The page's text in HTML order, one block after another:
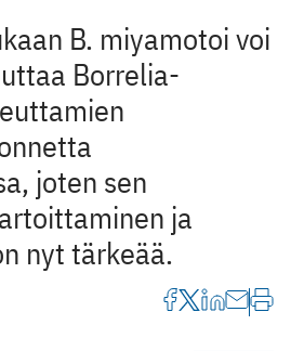
B. miyamotoi voi
Borrelia-
joten sen
ja
nyt tärkeää.